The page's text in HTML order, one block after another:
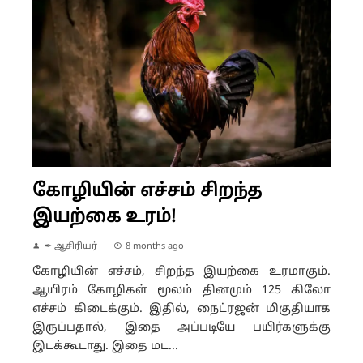
கோழியின் எச்சம் சிறந்த
இயற்கை உரம்!
✒ ஆசிரியர் 8 months ago
கோழியின் எச்சம், சிறந்த இயற்கை உரமாகும்.
ஆயிரம் கோழிகள் மூலம் தினமும் 125 கிலோ
எச்சம் கிடைக்கும். இதில், நைட்ரஜன் மிகுதியாக
இருப்பதால், இதை அப்படியே பயிர்களுக்கு
இடக்கூடாது. இதை மட...